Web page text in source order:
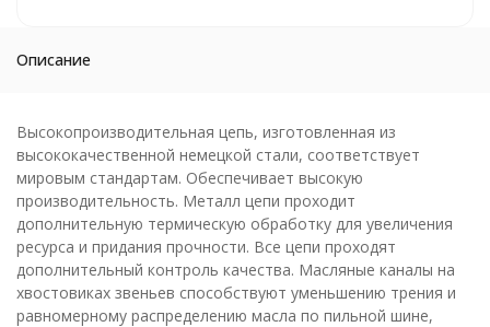
Описание
Высокопроизводительная цепь, изготовленная из
высококачественной немецкой стали, соответствует
мировым стандартам. Обеспечивает высокую
производительность. Металл цепи проходит
дополнительную термическую обработку для увеличения
ресурса и придания прочности. Все цепи проходят
дополнительный контроль качества. Масляные каналы на
хвостовиках звеньев способствуют уменьшению трения и
равномерному распределению масла по пильной шине,